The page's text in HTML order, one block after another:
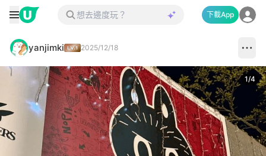
下載App
yanjimki 2025/12/18
1/4